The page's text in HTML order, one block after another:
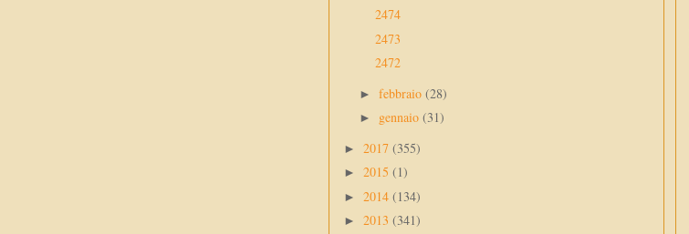
2474
2473
2472
► febbraio (28)
► gennaio (31)
► 2017 (355)
► 2015 (1)
► 2014 (134)
► 2013 (341)